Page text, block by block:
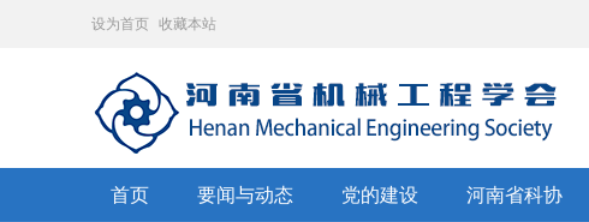
设为首页 收藏本站
首页 要闻与动态 党的建设 河南省科协